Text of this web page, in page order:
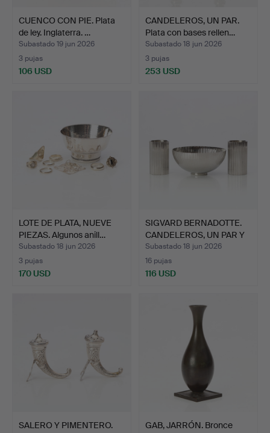
CUENCO CON PIE. Plata
de ley. Inglaterra. …
Subastado 19 jun 2026
3 pujas
106 USD
CANDELEROS, UN PAR.
Plata con bases rellen…
Subastado 18 jun 2026
3 pujas
253 USD
LOTE DE PLATA, NUEVE
PIEZAS. Algunos anill…
Subastado 18 jun 2026
3 pujas
170 USD
SIGVARD BERNADOTTE.
CANDELEROS, UN PAR Y
C…
Subastado 18 jun 2026
16 pujas
116 USD
SALERO Y PIMENTERO.
GAB, JARRÓN. Bronce